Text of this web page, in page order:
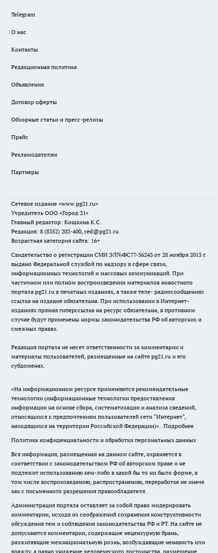
Telegram
О нас
Контакты
Редакционная политика
Объявления
Договор оферты
Обзорные статьи и пресс-релизы
Прайс
Рекламодателям
Партнеры
Сетевое издание «www.pg21.ru»
Учредитель ООО «Город 21»
Главный редактор: Кошкина К.С.
Редакция: 8 (8352) 202-400, red@pg21.ru
Возрастная категория сайта: 16+
Свидетельство о регистрации СМИ ЭЛ№ФС77-56243 от 28 ноября 2013 г.
выдано Федеральной службой по надзору в сфере связи,
информационных технологий и массовых коммуникаций. При
частичном или полном воспроизведении материалов новостного
портала pg21.ru в печатных изданиях, а также теле- радиосообщениях
ссылка на издание обязательна. При использовании в Интернет-
изданиях прямая гиперссылка на ресурс обязательна, в противном
случае будут применены нормы законодательства РФ об авторских и
смежных правах.
Редакция портала не несет ответственности за комментарии и
материалы пользователей, размещенные на сайте pg21.ru и его
субдоменах.
«На информационном ресурсе применяются рекомендательные
технологии (информационные технологии предоставления
информации на основе сбора, систематизации и анализа сведений,
относящихся к предпочтениям пользователей сети "Интернет",
находящихся на территории Российской Федерации)». Подробнее
Политика конфиденциальности и обработки персональных данных
Вся информация, размещенная на данном сайте, охраняется в
соответствии с законодательством РФ об авторском праве и не
подлежит использованию кем-либо в какой бы то ни было форме, в
том числе воспроизведению, распространению, переработке не иначе
как с письменного разрешения правообладателя.
Администрация портала оставляет за собой право модерировать
комментарии, исходя из соображений сохранения конструктивности
обсуждения тем и соблюдения законодательства РФ и РТ. На сайте не
допускаются комментарии, содержащие нецензурную брань,
разжигающие межнациональную рознь, возбуждающие ненависть или
вражду, а равно унижение человеческого достоинства, размещение